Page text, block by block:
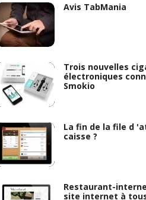
Avis TabMania
Trois nouvelles
électroniques
Smokio
La fin de la file d
caisse ?
Restaurant-
site internet à